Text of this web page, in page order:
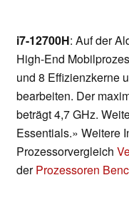
i7-12700H: Auf der
High-End
und 8 Effizienzkerne
bearbeiten. Der
beträgt 4,7 GHz.
Essentials.» Weitere
Prozessorvergleich
derProzessoren